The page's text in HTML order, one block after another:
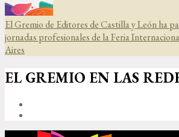
El Gremio de Editores de Castilla y León ha
jornadas profesionales de la Feria
Aires
EL GREMIO EN LAS